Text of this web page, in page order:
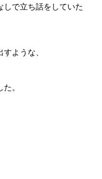
しで立ち話をしていた
ような、
。